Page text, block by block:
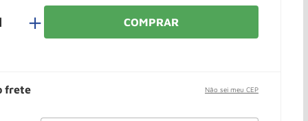
＋ COMPRAR
frete Não sei meu CEP